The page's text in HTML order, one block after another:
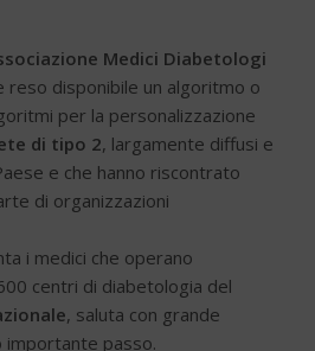
Medici Diabetologi
disponibile un algoritmo o
per la personalizzazione
di tipo 2, largamente diffusi e
e che hanno riscontrato
di organizzazioni
i medici che operano
centri di diabetologia del
, saluta con grande
importante passo.